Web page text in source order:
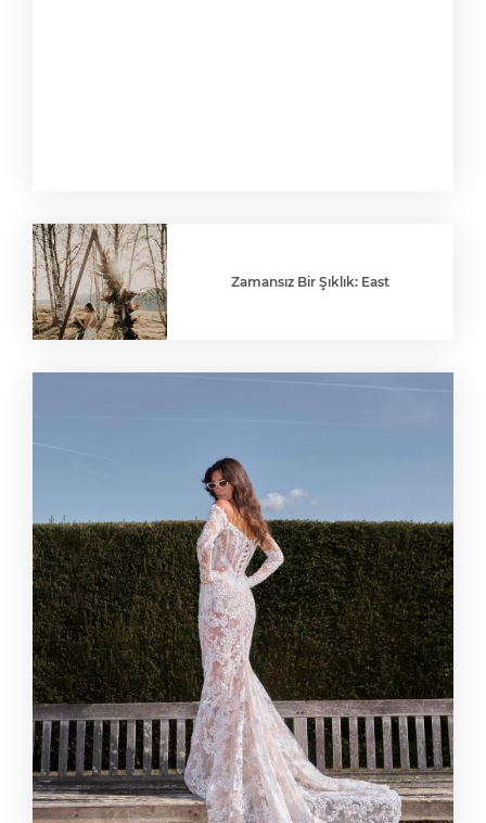
Zamansız Bir Şıklık: East